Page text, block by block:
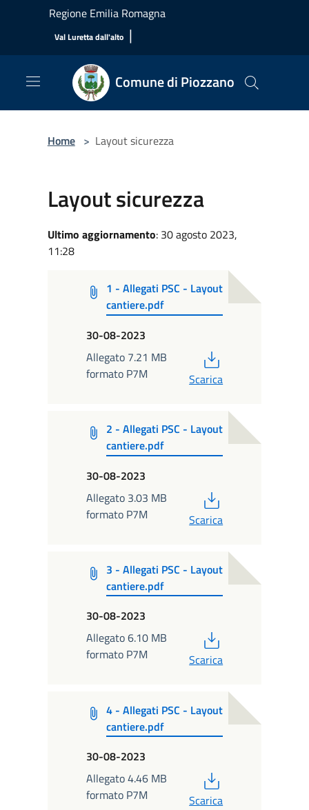
Salta al contenuto principale
Regione Emilia Romagna
Val Luretta dall'alto |
Comune di Piozzano
Home > Layout sicurezza
Layout sicurezza
Ultimo aggiornamento: 30 agosto 2023,
11:28
1 - Allegati PSC - Layout
cantiere.pdf
30-08-2023
Allegato 7.21 MB
formato P7M
Scarica
2 - Allegati PSC - Layout
cantiere.pdf
30-08-2023
Allegato 3.03 MB
formato P7M
Scarica
3 - Allegati PSC - Layout
cantiere.pdf
30-08-2023
Allegato 6.10 MB
formato P7M
Scarica
4 - Allegati PSC - Layout
cantiere.pdf
30-08-2023
Allegato 4.46 MB
formato P7M
Scarica